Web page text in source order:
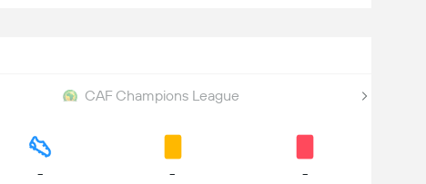
CAF Champions League
- - -